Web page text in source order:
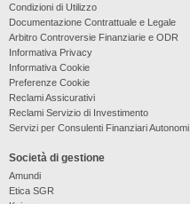
Condizioni di Utilizzo
Documentazione Contrattuale e Legale
Arbitro Controversie Finanziarie e ODR
Informativa Privacy
Informativa Cookie
Preferenze Cookie
Reclami Assicurativi
Reclami Servizio di Investimento
Servizi per Consulenti Finanziari Autonomi
Società di gestione
Amundi
Etica SGR